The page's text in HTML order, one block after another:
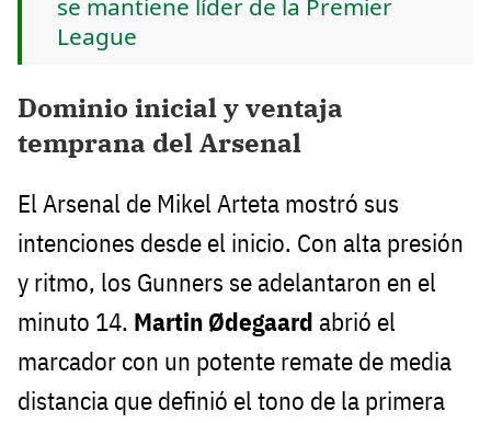
se mantiene líder de la Premier
League
Dominio inicial y ventaja
temprana del Arsenal
El Arsenal de Mikel Arteta mostró sus
intenciones desde el inicio. Con alta presión
y ritmo, los Gunners se adelantaron en el
minuto 14. Martin Ødegaard abrió el
marcador con un potente remate de media
distancia que definió el tono de la primera